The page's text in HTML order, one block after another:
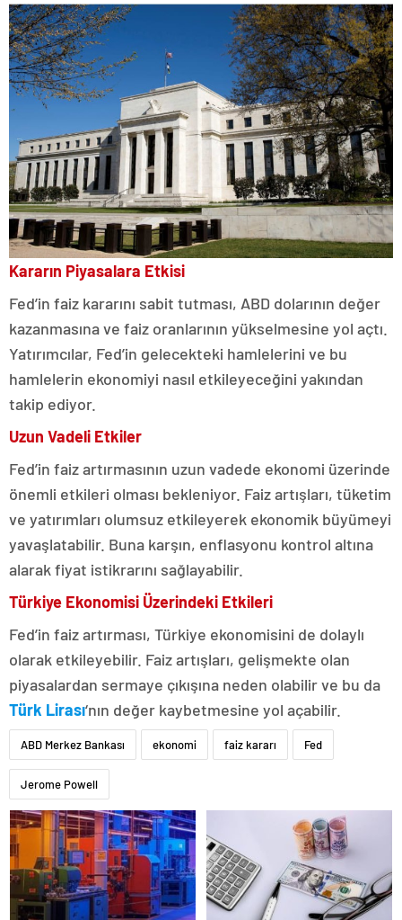
Kararın Piyasalara Etkisi
Fed’in faiz kararını sabit tutması, ABD dolarının değer
kazanmasına ve faiz oranlarının yükselmesine yol açtı.
Yatırımcılar, Fed’in gelecekteki hamlelerini ve bu
hamlelerin ekonomiyi nasıl etkileyeceğini yakından
takip ediyor.
Uzun Vadeli Etkiler
Fed’in faiz artırmasının uzun vadede ekonomi üzerinde
önemli etkileri olması bekleniyor. Faiz artışları, tüketim
ve yatırımları olumsuz etkileyerek ekonomik büyümeyi
yavaşlatabilir. Buna karşın, enflasyonu kontrol altına
alarak fiyat istikrarını sağlayabilir.
Türkiye Ekonomisi Üzerindeki Etkileri
Fed’in faiz artırması, Türkiye ekonomisini de dolaylı
olarak etkileyebilir. Faiz artışları, gelişmekte olan
piyasalardan sermaye çıkışına neden olabilir ve bu da
Türk Lirası‘nın değer kaybetmesine yol açabilir.
ABD Merkez Bankası ekonomi faiz kararı Fed
Jerome Powell